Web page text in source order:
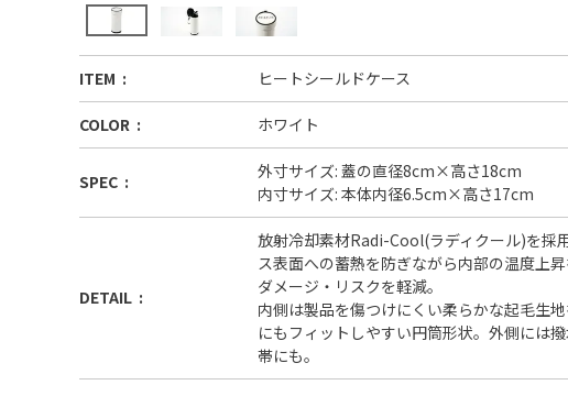
ITEM ヒートシールドケース
COLOR ホワイト
SPEC
外寸サイズ: 蓋の直径8cm×高さ18cm
内寸サイズ: 本体内径6.5cm×高さ17cm
DETAIL
放射冷却素材Radi-Cool(ラディクール)を採
ス表面への蓄熱を防ぎながら内部の温度上
ダメージ・リスクを軽減。
内側は製品を傷つけにくい柔らかな起毛生
にもフィットしやすい円筒形状。外側には
帯にも。